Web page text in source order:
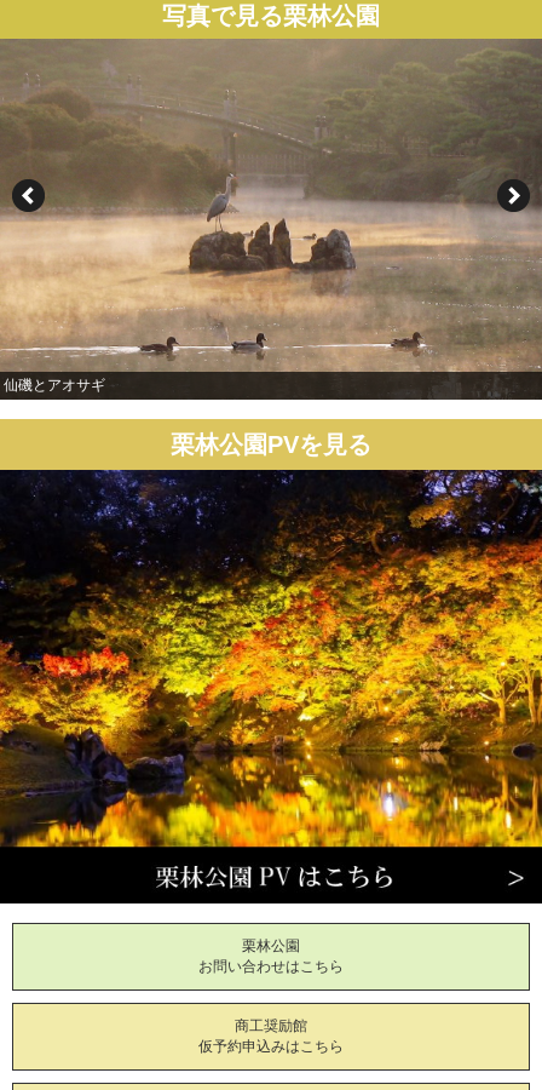
写真で見る栗林公園
仙磯とアオサギ
栗林公園PVを見る
栗林公園
お問い合わせはこちら
商工奨励館
仮予約申込みはこちら